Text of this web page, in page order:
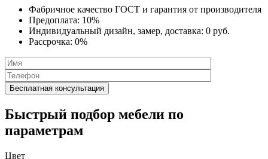
Фабричное качество ГОСТ и гарантия от производителя
Предоплата: 10%
Индивидуальный дизайн, замер, доставка: 0 руб.
Рассрочка: 0%
Быстрый подбор мебели по
параметрам
Цвет